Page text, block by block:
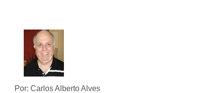
Por: Carlos Alberto Alves